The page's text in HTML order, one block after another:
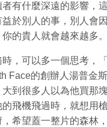
有什麼深遠的影響，
於別人的事，別人會
的貴人就會越來越多。
，可以多一個思考，
Face的創辦人湯普金
到很多人以為他買那
飛機飛過時，就想用
希望蓋一整片的森林